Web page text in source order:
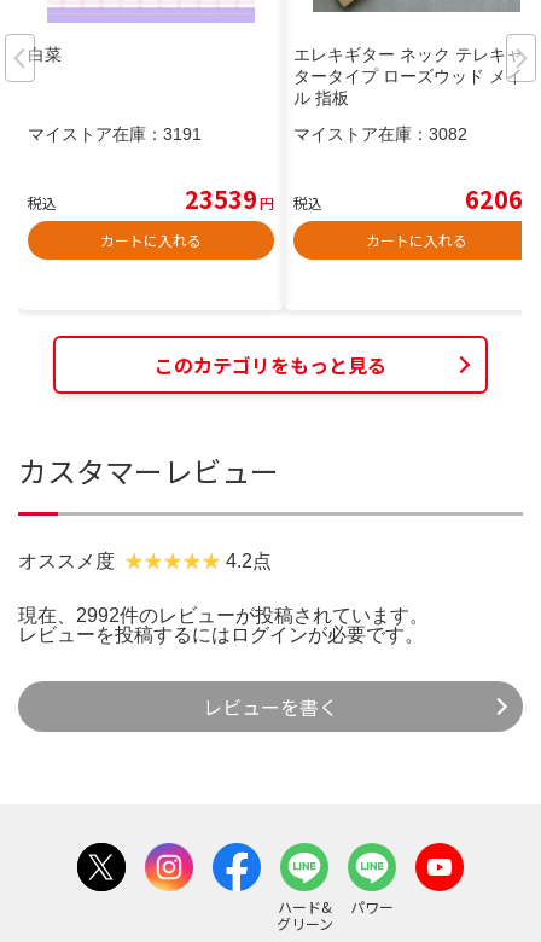
白菜
マイストア在庫： 3191
税込 23539円
カートに入れる
エレキギター ネック テレキャス
タータイプ ローズウッド メイプ
ル 指板
マイストア在庫： 3082
税込 6206
カートに入れる
このカテゴリをもっと見る
カスタマーレビュー
オススメ度 4.2点
現在、2992件のレビューが投稿されています。
レビューを投稿するには ログインが必要です。
レビューを書く
ハード&
グリーン
パワー